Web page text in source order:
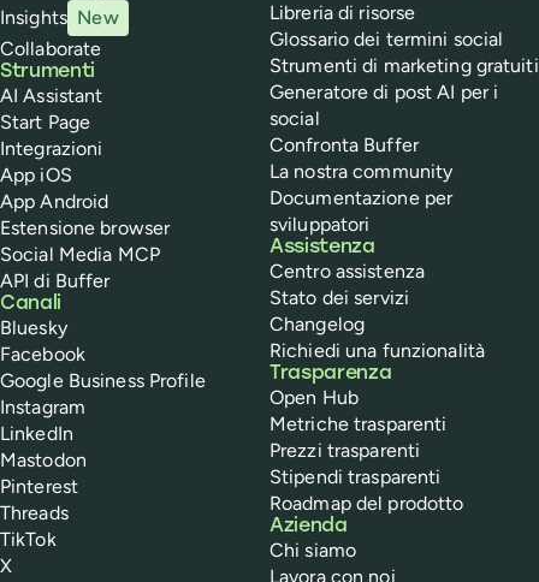
Insights New
Collaborate
Strumenti
AI Assistant
Start Page
Integrazioni
App iOS
App Android
Estensione browser
Social Media MCP
API di Buffer
Canali
Bluesky
Facebook
Google Business Profile
Instagram
LinkedIn
Mastodon
Pinterest
Threads
TikTok
X
Libreria di risorse
Glossario dei termini social
Strumenti di marketing gratuiti
Generatore di post AI per i
social
Confronta Buffer
La nostra community
Documentazione per
sviluppatori
Assistenza
Centro assistenza
Stato dei servizi
Changelog
Richiedi una funzionalità
Trasparenza
Open Hub
Metriche trasparenti
Prezzi trasparenti
Stipendi trasparenti
Roadmap del prodotto
Azienda
Chi siamo
Lavora con noi